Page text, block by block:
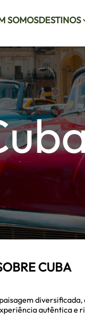
SOMOSDESTINOS
CUBA
autêntica e